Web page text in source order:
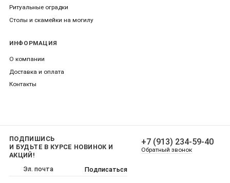
Ритуальные оградки
Столы и скамейки на могилу
ИНФОРМАЦИЯ
О компании
Доставка и оплата
Контакты
ПОДПИШИСЬ
И БУДЬТЕ В КУРСЕ НОВИНОК И
АКЦИЙ!
Подписаться
+7 (913) 234-59-40
Обратный звонок